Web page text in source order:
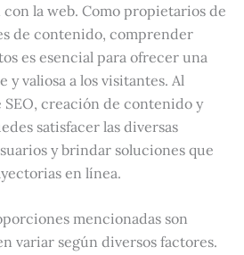
la web. Como propietarios de
de contenido, comprender
es esencial para ofrecer una
valiosa a los visitantes. Al
creación de contenido y
satisfacer las diversas
y brindar soluciones que
en línea.
mencionadas son
variar según diversos factores.